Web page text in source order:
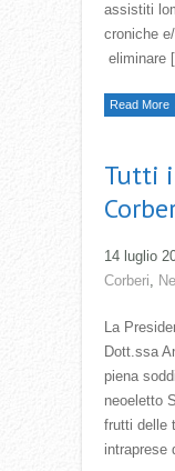
assistiti
croniche
eliminare
Read More
Tutti
14 luglio
Corberi,
La
Dott.ssa
piena
neoeletto
frutti delle
intraprese